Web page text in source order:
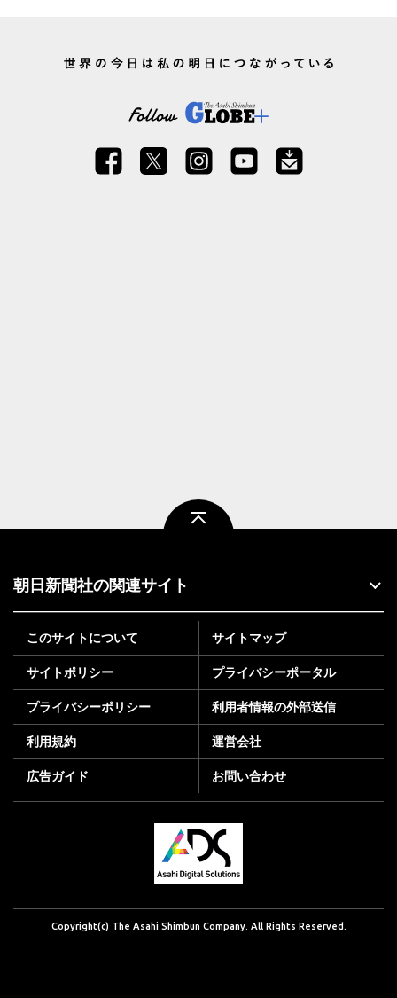
朝日新聞社の関連サイト
このサイトについて サイトマップ
サイトポリシー プライバシーポータル
プライバシーポリシー 利用者情報の外部送信
利用規約 運営会社
広告ガイド お問い合わせ
Copyright(c) The Asahi Shimbun Company. All Rights Reserved.